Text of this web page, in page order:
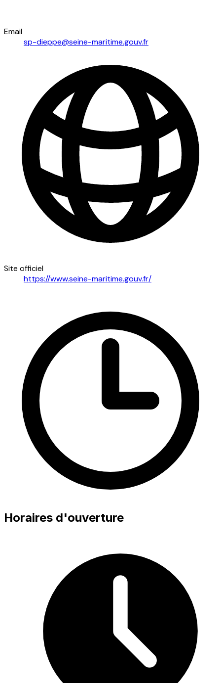
Email
sp-dieppe@seine-maritime.gouv.fr
Site officiel
https://www.seine-maritime.gouv.fr/
Horaires d'ouverture